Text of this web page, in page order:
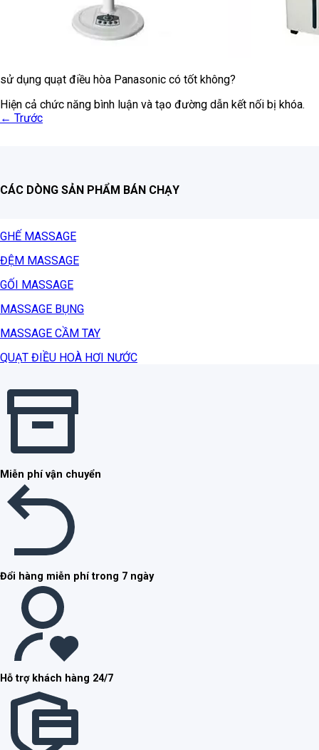
sử dụng quạt điều hòa Panasonic có tốt không?
Hiện cả chức năng bình luận và tạo đường dẫn kết nối bị khóa.
← Trước
CÁC DÒNG SẢN PHẨM BÁN CHẠY
GHẾ MASSAGE
ĐỆM MASSAGE
GỐI MASSAGE
MASSAGE BỤNG
MASSAGE CẦM TAY
QUẠT ĐIỀU HOÀ HƠI NƯỚC
Miễn phí vận chuyển
Đổi hàng miễn phí trong 7 ngày
Hỗ trợ khách hàng 24/7